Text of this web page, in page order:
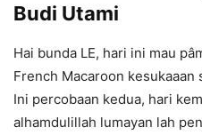
Budi Utami
Hai bunda LE, hari ini mau
French Macaroon kesukaaan
Ini percobaan kedua, hari
alhamdulillah lumayan lah